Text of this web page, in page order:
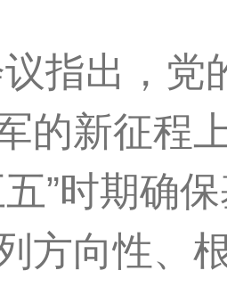
出，党的
的新征程
五”时期确
方向性、